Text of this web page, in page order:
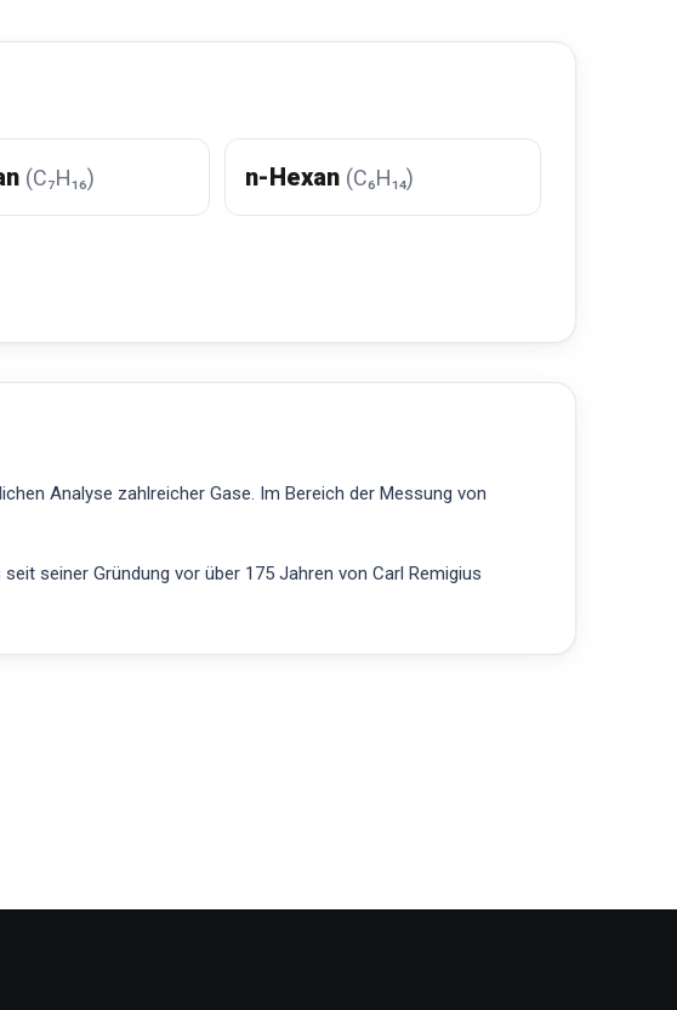
(C₇H₁₆) n-Hexan (C₆H₁₄)
Analyse zahlreicher Gase. Im Bereich der Messung von
seiner Gründung vor über 175 Jahren von Carl Remigius